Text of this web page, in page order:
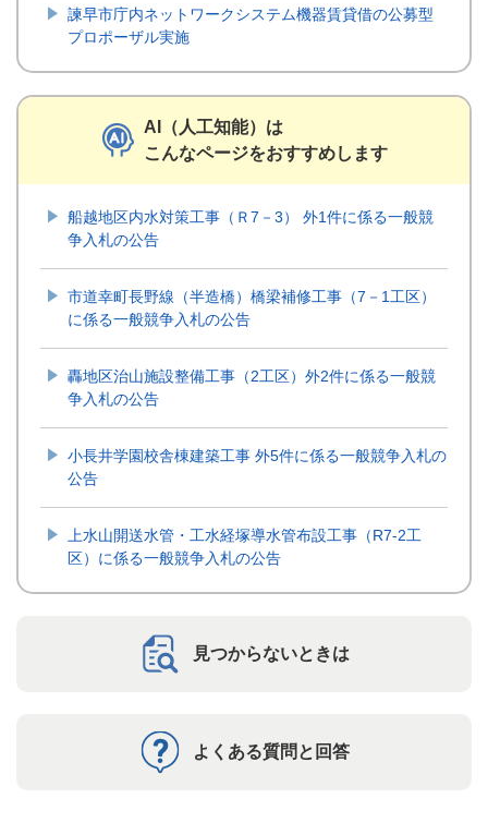
諫早市庁内ネットワークシステム機器賃貸借の公募型
プロポーザル実施
AI（人工知能）は
こんなページをおすすめします
船越地区内水対策工事（Ｒ7－3） 外1件に係る一般競
争入札の公告
市道幸町長野線（半造橋）橋梁補修工事（7－1工区）
に係る一般競争入札の公告
轟地区治山施設整備工事（2工区）外2件に係る一般競
争入札の公告
小長井学園校舎棟建築工事 外5件に係る一般競争入札の
公告
上水山開送水管・工水経塚導水管布設工事（R7-2工
区）に係る一般競争入札の公告
見つからないときは
よくある質問と回答